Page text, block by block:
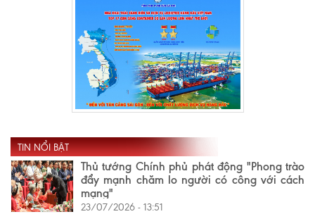
TIN NỔI BẬT
Thủ tướng Chính phủ phát động "Phong trào
đẩy mạnh chăm lo người có công với cách
mạng"
23/07/2026 - 13:51